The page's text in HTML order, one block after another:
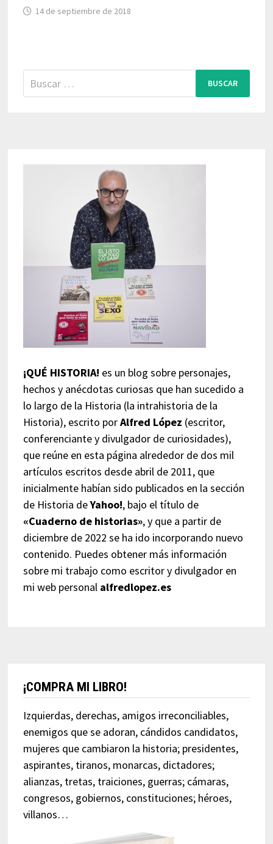
14 de septiembre de 2018
Buscar:
¡QUÉ HISTORIA! es un blog sobre personajes,
hechos y anécdotas curiosas que han sucedido a
lo largo de la Historia (la intrahistoria de la
Historia), escrito porAlfred López (escritor,
conferenciante y divulgador de curiosidades),
que reúne en esta página alrededor de dos mil
artículos escritos desde abril de 2011, que
inicialmente habían sido publicados en la sección
de Historia deYahoo!, bajo el título de
«Cuaderno de historias», y que a partir de
diciembre de 2022 se ha ido incorporando nuevo
contenido. Puedes obtener más información
sobre mi trabajo como escritor y divulgador en
mi web personal alfredlopez.es
¡COMPRA MI LIBRO!
Izquierdas, derechas, amigos irreconciliables,
enemigos que se adoran, cándidos candidatos,
mujeres que cambiaron la historia; presidentes,
aspirantes, tiranos, monarcas, dictadores;
alianzas, tretas, traiciones, guerras; cámaras,
congresos, gobiernos, constituciones; héroes,
villanos…